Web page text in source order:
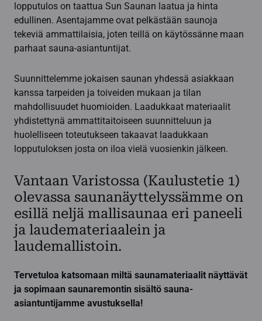
lopputulos on taattua Sun Saunan laatua ja hinta
edullinen. Asentajamme ovat pelkästään saunoja
tekeviä ammattilaisia, joten teillä on käytössänne maan
parhaat sauna-asiantuntijat.
Suunnittelemme jokaisen saunan yhdessä asiakkaan
kanssa tarpeiden ja toiveiden mukaan ja tilan
mahdollisuudet huomioiden. Laadukkaat materiaalit
yhdistettynä ammattitaitoiseen suunnitteluun ja
huolelliseen toteutukseen takaavat laadukkaan
lopputuloksen josta on iloa vielä vuosienkin jälkeen.
Vantaan Varistossa (Kaulustetie 1)
olevassa saunanäyttelyssämme on
esillä neljä mallisaunaa eri paneeli
ja laudemateriaalein ja
laudemallistoin.
Tervetuloa katsomaan miltä saunamateriaalit näyttävät
ja sopimaan saunaremontin sisältö sauna-
asiantuntijamme avustuksella!